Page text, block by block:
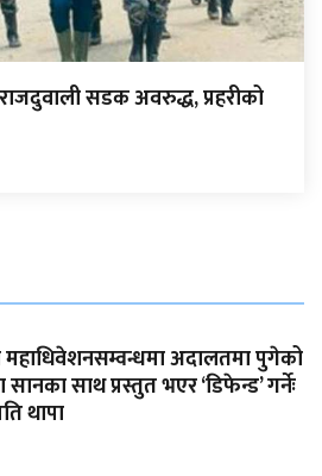
सडक अवरुद्ध, प्रहरीको
अदालतमा पुगेको
सानका साथ प्रस्तुत भएर ‘डिफेन्ड’ गर्नेः
थापा